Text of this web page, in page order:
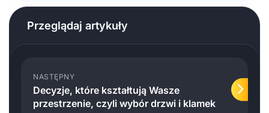
Przeglądaj artykuły
NASTĘPNY
Decyzje, które kształtują Wasze
przestrzenie, czyli wybór drzwi i klamek